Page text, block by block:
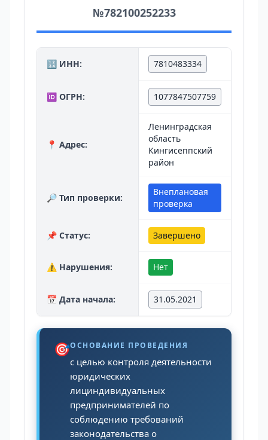
№782100252233
🔢 ИНН: 7810483334
🆔 ОГРН: 1077847507759
📍 Адрес:
Ленинградская
область
Кингисеппский
район
🔎 Тип проверки:
Внеплановая
проверка
📌 Статус: Завершено
⚠️ Нарушения: Нет
📅 Дата начала: 31.05.2021
🎯ОСНОВАНИЕ ПРОВЕДЕНИЯ
с целью контроля деятельности
юридических
лициндивидуальных
предпринимателей по
соблюдению требований
законодательства о